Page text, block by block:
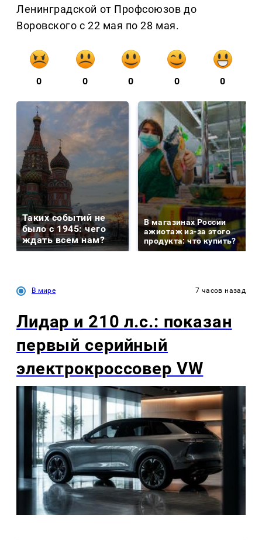
Ленинградской от Профсоюзов до
Воровского с 22 мая по 28 мая.
0 0 0 0 0
Таких событий не
было с 1945: чего
ждать всем нам?
В магазинах России
ажиотаж из-за этого
продукта: что купить?
В мире 7 часов назад
Лидар и 210 л.с.: показан
первый серийный
электрокроссовер VW